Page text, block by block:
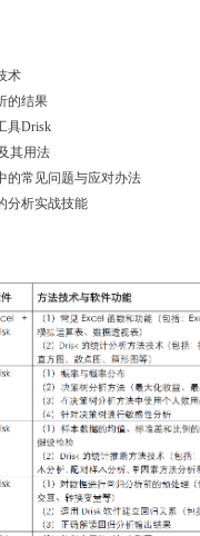
术
的结果
具Drisk
其用法
的常见问题与应对办法
分析实战技能